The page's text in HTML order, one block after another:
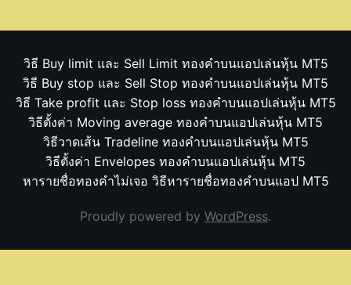
วิธี Buy limit และ Sell Limit ทองคำบนแอปเล่นหุ้น MT5
วิธี Buy stop และ Sell Stop ทองคำบนแอปเล่นหุ้น MT5
วิธี Take profit และ Stop loss ทองคำบนแอปเล่นหุ้น MT5
วิธีตั้งค่า Moving average ทองคำบนแอปเล่นหุ้น MT5
วิธีวาดเส้น Tradeline ทองคำบนแอปเล่นหุ้น MT5
วิธีตั้งค่า Envelopes ทองคำบนแอปเล่นหุ้น MT5
หารายชื่อทองคำไม่เจอ วิธีหารายชื่อทองคำบนแอป MT5
Proudly powered by WordPress.